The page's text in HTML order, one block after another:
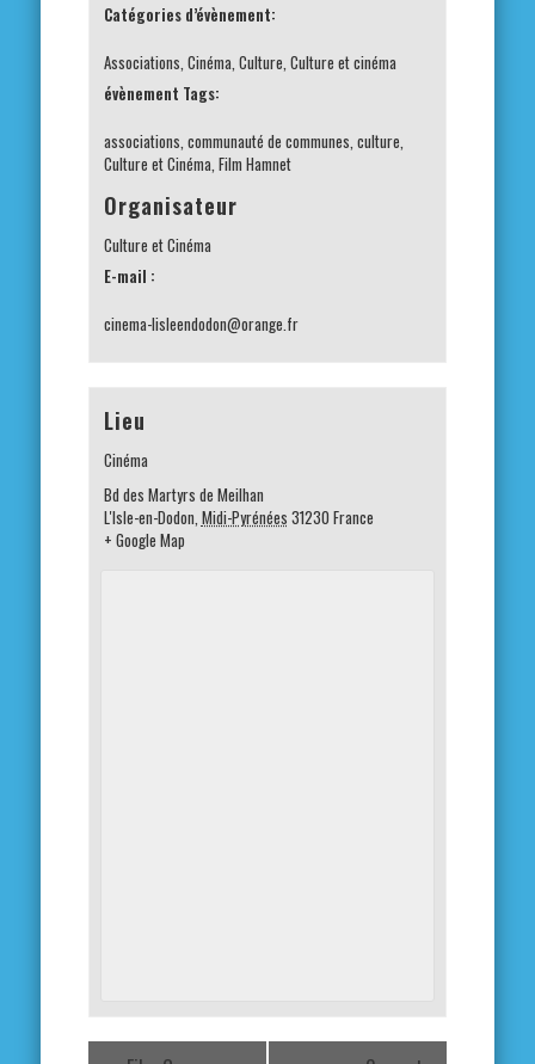
Catégories d’évènement:
Associations Cinéma Culture Culture et cinéma
évènement Tags:
associations communauté de communes culture
Culture et Cinéma Film Hamnet
Organisateur
Culture et Cinéma
E-mail :
cinema-lisleendodon@orange.fr
Lieu
Cinéma
Bd des Martyrs de Meilhan
L'Isle-en-Dodon Midi-Pyrénées 31230 France
+ Google Map